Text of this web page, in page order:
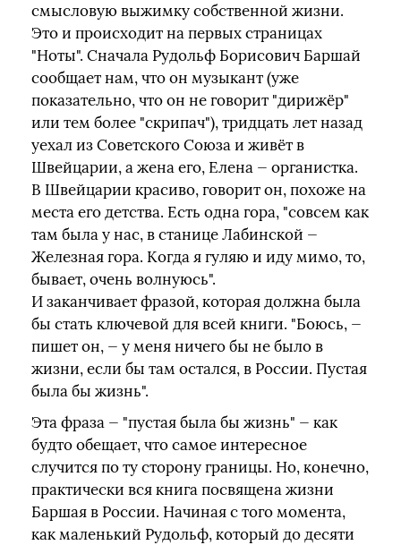
смысловую выжимку собственной жизни.
Это и происходит на первых страницах
"Ноты". Сначала Рудольф Борисович Баршай
сообщает нам, что он музыкант (уже
показательно, что он не говорит "дирижёр"
или тем более "скрипач"), тридцать лет назад
уехал из Советского Союза и живёт в
Швейцарии, а жена его, Елена — органистка.
В Швейцарии красиво, говорит он, похоже на
места его детства. Есть одна гора, "совсем как
там была у нас, в станице Лабинской —
Железная гора. Когда я гуляю и иду мимо, то,
бывает, очень волнуюсь".
И заканчивает фразой, которая должна была
бы стать ключевой для всей книги. "Боюсь, —
пишет он, — у меня ничего бы не было в
жизни, если бы там остался, в России. Пустая
была бы жизнь".
Эта фраза — "пустая была бы жизнь" — как
будто обещает, что самое интересное
случится по ту сторону границы. Но, конечно,
практически вся книга посвящена жизни
Баршая в России. Начиная с того момента,
как маленький Рудольф, который до десяти